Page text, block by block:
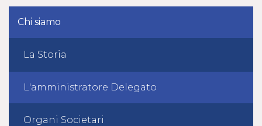
Chi siamo
La Storia
L'amministratore Delegato
Organi Societari